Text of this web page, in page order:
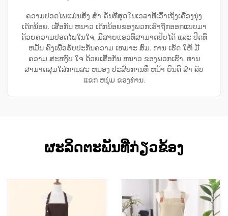
ຄວາມປອດໄພແມ່ນສິ່ງ ສໍາ ຄັນທີ່ສຸດໃນເວລາທີ່ເວົ້າເຖິງເຄື່ອງນຸ່ງ
ເດັກນ້ອຍ. ເສື້ອກັນ ຫນາວ ເດັກນ້ອຍຂອງພວກເຮົາຖືກອອກແບບມາ
ດ້ວຍຄວາມປອດໄພໃນໃຈ, ມີສາຍແອວທີ່ສາມາດປັບໄດ້ ແລະ ປິດທີ່
ຫມັ້ນ ຄົງເພື່ອຮັບປະກັນຄວາມ ເຫມາະ ສົມ. ການ ເຮັດ ໃຫ້ ມີ
ຄວາມ ສະຫງົບ ໃຈ ດ້ວຍເສື້ອກັນ ຫນາວ ຂອງພວກເຮົາ, ທ່ານ
ສາມາດສຸມໃສ່ການສະ ຫນອງ ປະສົບການທີ່ ຫນ້າ ຍິນດີ ສໍາ ລັບ
ແຂກ ຫນຸ່ມ ຂອງທ່ານ.
ຜະລິດຕະພັນທີ່ກ່ຽວຂ້ອງ